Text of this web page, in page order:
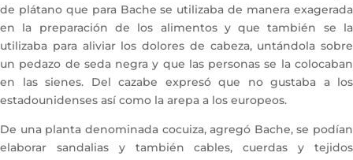
de plátano que para Bache se utilizaba de manera exagerada
en la preparación de los alimentos y que también se la
utilizaba para aliviar los dolores de cabeza, untándola sobre
un pedazo de seda negra y que las personas se la colocaban
en las sienes. Del cazabe expresó que no gustaba a los
estadounidenses así como la arepa a los europeos.
De una planta denominada cocuiza, agregó Bache, se podían
elaborar sandalias y también cables, cuerdas y tejidos